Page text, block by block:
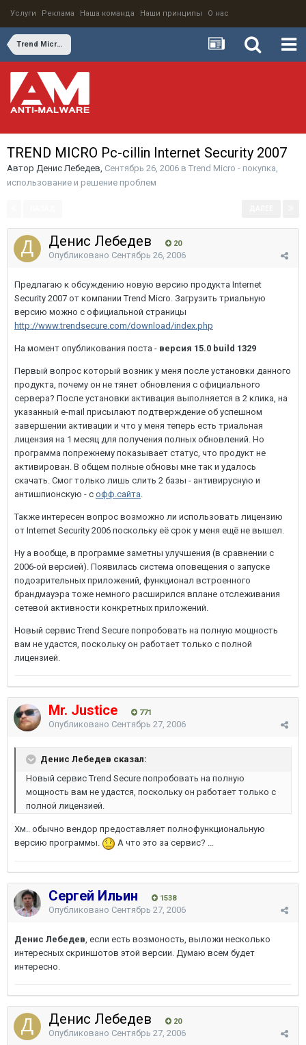
Услуги Реклама Наша команда Наши принципы О нас
Trend Micro - покупка, использование и решение проблем
TREND MICRO Pc-cillin Internet Security 2007
Автор Денис Лебедев, Сентябрь 26, 2006 в Trend Micro - покупка,
использование и решение проблем
Денис Лебедев 20
Опубликовано Сентябрь 26, 2006
Предлагаю к обсуждению новую версию продукта Internet
Security 2007 от компании Trend Micro. Загрузить триальную
версию можно с официальной страницы
http://www.trendsecure.com/download/index.php
На момент опубликования поста - версия 15.0 build 1329
Первый вопрос который возник у меня после установки данного
продукта, почему он не тянет обновления с официального
сервера? После установки активация выполняется в 2 клика, на
указанный e-mail присылают подтверждение об успешном
завершении активации и что у меня теперь есть триальная
лицензия на 1 месяц для получения полных обновлений. Но
программа попрежнему показывает статус, что продукт не
активирован. В общем полные обновы мне так и удалось
скачать. Смог только лишь слить 2 базы - антивирусную и
антишпионскую - с офф.сайта.
Также интересен вопрос возможно ли использовать лицензию
от Internet Security 2006 поскольку её срок у меня ещё не вышел.
Ну а вообще, в программе заметны улучшения (в сравнении с
2006-ой версией). Появилась система оповещения о запуске
подозрительных приложений, функционал встроенного
брандмауэра тоже немного расширился вплане отслеживания
сетевой активности конкретных приложений.
Новый сервис Trend Secure попробовать на полную мощность
вам не удастся, поскольку он работает только с полной
лицензией.
Mr. Justice 771
Опубликовано Сентябрь 27, 2006
Денис Лебедев сказал:
Новый сервис Trend Secure попробовать на полную
мощность вам не удастся, поскольку он работает только с
полной лицензией.
Хм.. обычно вендор предоставляет полнофункциональную
версию программы.
А что это за сервис? ...
Сергей Ильин 1538
Опубликовано Сентябрь 27, 2006
Денис Лебедев, если есть возмоность, выложи несколько
интересных скриншотов этой версии. Думаю всем будет
интересно.
Денис Лебедев 20
Опубликовано Сентябрь 27, 2006